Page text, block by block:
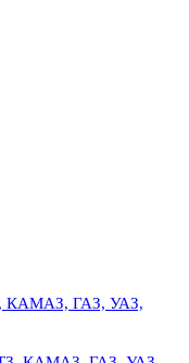
КАМАЗ, ГАЗ, УАЗ,